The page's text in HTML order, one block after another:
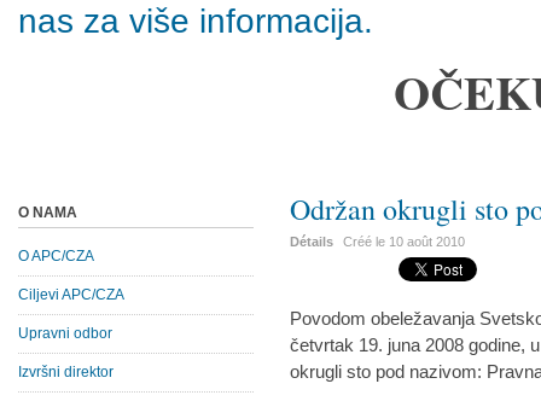
nas za više informacija.
Održan okrugli sto
Détails Créé le 10 août 2010
Povodom obeležavanja
četvrtak 19. juna 2008 godine,
okrugli sto pod nazivom:
O NAMA
O APC/CZA
Ciljevi APC/CZA
Upravni odbor
Izvršni direktor